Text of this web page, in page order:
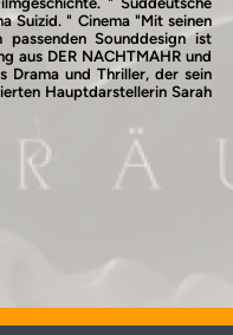
Suizid. " Cinema "Mit seinen
passenden Sounddesign ist
aus DER NACHTMAHR und
Drama und Thriller, der sein
Hauptdarstellerin Sarah